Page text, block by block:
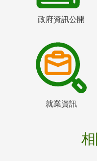
政府資訊公開
就業資訊